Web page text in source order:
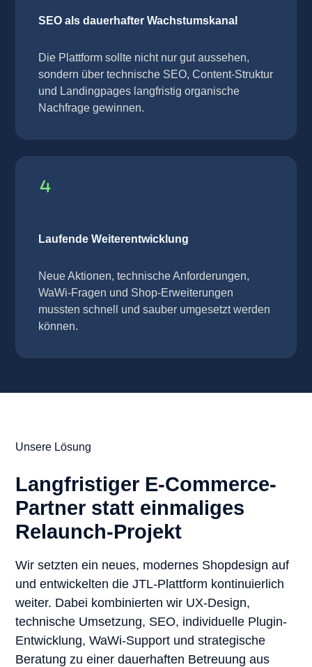
SEO als dauerhafter Wachstumskanal
Die Plattform sollte nicht nur gut aussehen,
sondern über technische SEO, Content-Struktur
und Landingpages langfristig organische
Nachfrage gewinnen.
Laufende Weiterentwicklung
Neue Aktionen, technische Anforderungen,
WaWi-Fragen und Shop-Erweiterungen
mussten schnell und sauber umgesetzt werden
können.
Unsere Lösung
Langfristiger E-Commerce-
Partner statt einmaliges
Relaunch-Projekt
Wir setzten ein neues, modernes Shopdesign auf
und entwickelten die JTL-Plattform kontinuierlich
weiter. Dabei kombinierten wir UX-Design,
technische Umsetzung, SEO, individuelle Plugin-
Entwicklung, WaWi-Support und strategische
Beratung zu einer dauerhaften Betreuung aus